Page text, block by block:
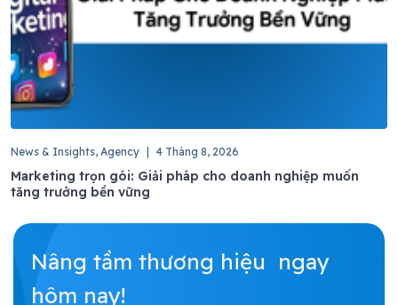
News & Insights, Agency | 4 Tháng 8, 2026
Marketing trọn gói: Giải pháp cho doanh nghiệp muốn
tăng trưởng bền vững
Nâng tầm thương hiệu ngay
hôm nay!